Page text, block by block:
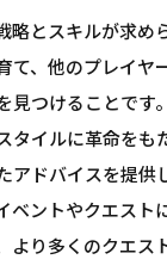
略とスキルが求め
て、他のプレイ
見つけることです
タイルに革命をも
アドバイスを提供
ベントやクエスト
より多くのクエス